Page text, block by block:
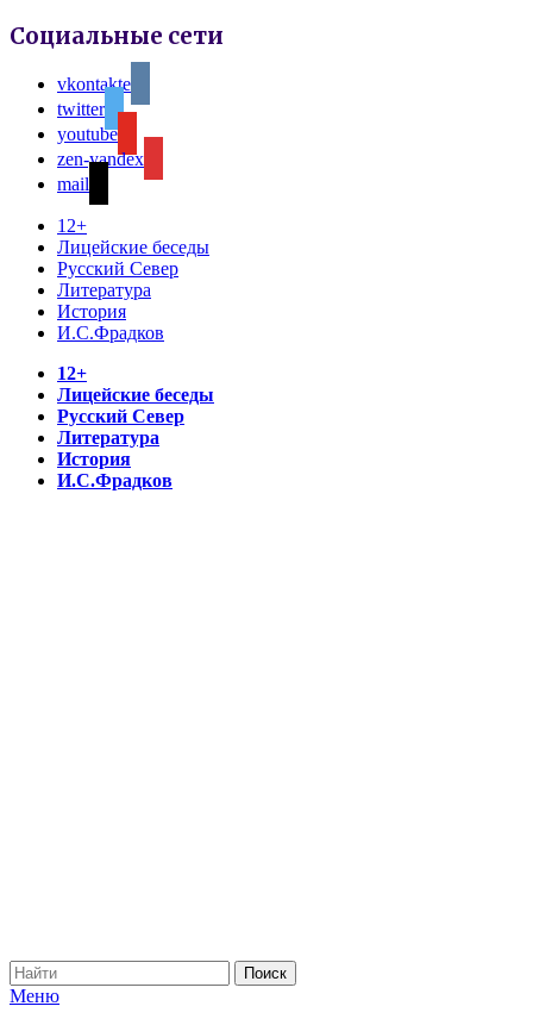
Социальные сети
vkontakte
twitter
youtube
zen-yandex
mail
12+
Лицейские беседы
Русский Север
Литература
История
И.С.Фрадков
12+
Лицейские беседы
Русский Север
Литература
История
И.С.Фрадков
Меню